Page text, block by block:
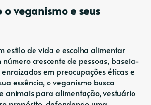
o veganismo e seus
estilo de vida e escolha alimentar
crescente de pessoas, baseia-
em preocupações éticas e
essência, o veganismo busca
animais para alimentação, vestuário